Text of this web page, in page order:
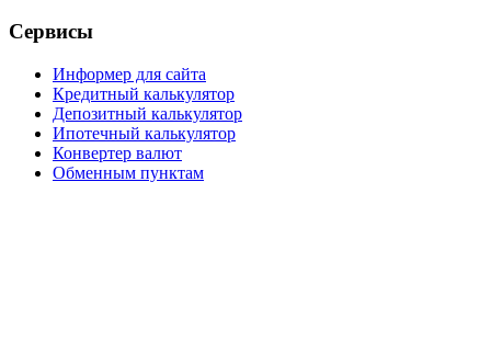
Сервисы
Информер для сайта
Кредитный калькулятор
Депозитный калькулятор
Ипотечный калькулятор
Конвертер валют
Обменным пунктам